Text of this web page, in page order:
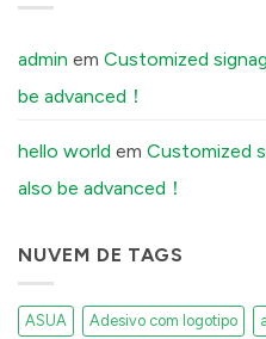
Aluminum
Stickers
Off
Our
Factory
It)
admin em Customized
be advanced！
hello world em Customized
also be advanced！
NUVEM DE TAGS
ASUA Adesivo com logotipo